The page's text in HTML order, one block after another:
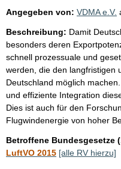
Angegeben von: VDMA e.V.
Beschreibung: Damit
besonders deren
schnell prozessuale und
werden, die den langfristigen
Deutschland möglich
und effiziente Integration
Dies ist auch für den
Flugwindenergie von hoher
Betroffene Bundesgesetze
LuftVO 2015 [alle RV hierzu]